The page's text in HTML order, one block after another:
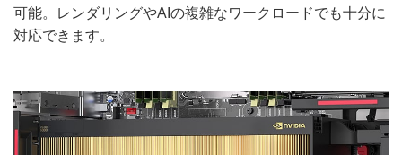
可能。レンダリングやAIの複雑なワークロードでも十分に
対応できます。